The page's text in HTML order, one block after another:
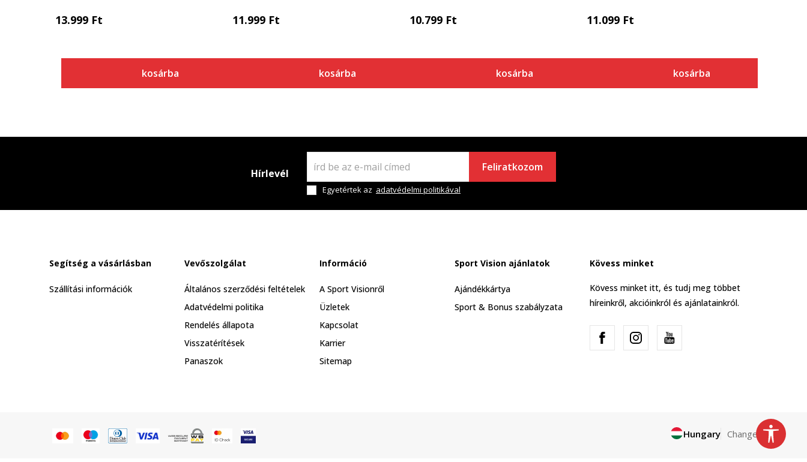
13.999 Ft
kosárba
11.999 Ft
kosárba
10.799 Ft
kosárba
11.099 Ft
kosárba
Hírlevél Feliratkozom
Egyetértek az adatvédelmi politikával
Segítség a vásárlásban
Szállítási információk
Vevőszolgálat
Általános szerződési feltételek
Adatvédelmi politika
Rendelés állapota
Visszatérítések
Panaszok
Információ
A Sport Visionről
Üzletek
Kapcsolat
Karrier
Sitemap
Sport Vision ajánlatok
Ajándékkártya
Sport & Bonus szabályzata
Kövess minket
Kövess minket itt, és tudj meg többet
híreinkről, akcióinkról és ajánlatainkról.
Hungary Change